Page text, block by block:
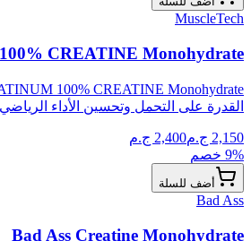
MuscleTech
CREATINE Monohydrate
القدرة على التحمل وتحسين الأداء
2,150 ج.م2,400 ج.م
9% خصم
أضف للسلة
Bad Ass
Bad Ass Creatine Monohydrate